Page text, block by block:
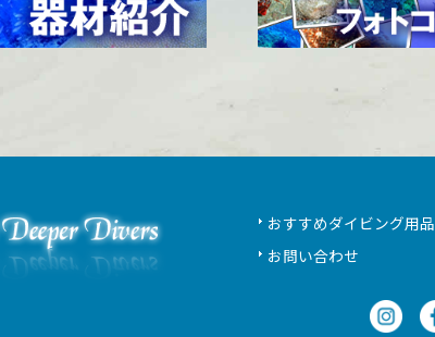
おすすめダイビング用品
お問い合わせ